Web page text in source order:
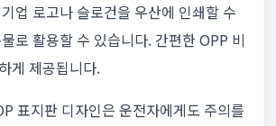
업 로고나 슬로건을 우산에 인쇄할 수
로 활용할 수 있습니다. 간편한 OPP 비
게 제공됩니다.
표지판 디자인은 운전자에게도 주의를